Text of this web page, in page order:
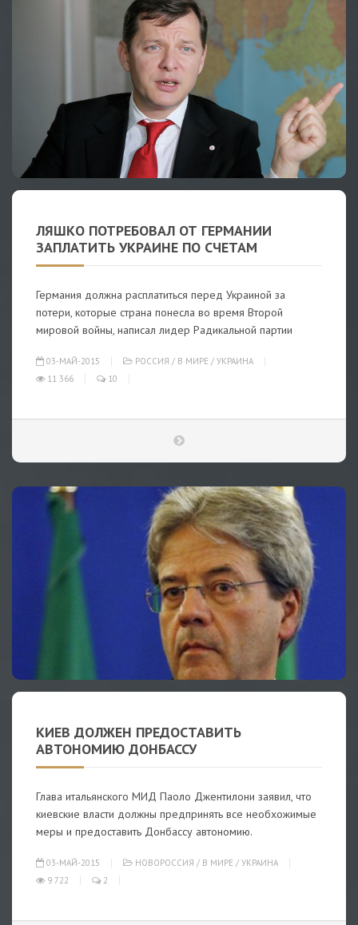
ЛЯШКО ПОТРЕБОВАЛ ОТ ГЕРМАНИИ
ЗАПЛАТИТЬ УКРАИНЕ ПО СЧЕТАМ
Германия должна расплатиться перед Украиной за
потери, которые страна понесла во время Второй
мировой войны, написал лидер Радикальной партии
03-МАЙ-2015 РОССИЯ / В МИРЕ / УКРАИНА
11 366
10
КИЕВ ДОЛЖЕН ПРЕДОСТАВИТЬ
АВТОНОМИЮ ДОНБАССУ
Глава итальянского МИД Паоло Джентилони заявил, что
киевские власти должны предпринять все необхожимые
меры и предоставить Донбассу автономию.
03-МАЙ-2015 НОВОРОССИЯ / В МИРЕ / УКРАИНА
9 722
2